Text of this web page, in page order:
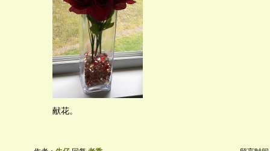
献花。